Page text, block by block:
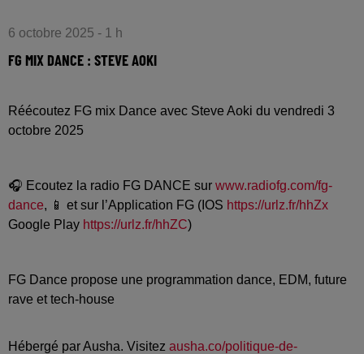
6 octobre 2025 - 1 h
FG MIX DANCE : STEVE AOKI
Réécoutez FG mix Dance avec Steve Aoki du vendredi 3
octobre 2025
🎧 Ecoutez la radio FG DANCE sur www.radiofg.com/fg-
dance, 📱 et sur l’Application FG (IOS https://urlz.fr/hhZx
Google Play https://urlz.fr/hhZC)
FG Dance propose une programmation dance, EDM, future
rave et tech-house
Hébergé par Ausha. Visitez ausha.co/politique-de-